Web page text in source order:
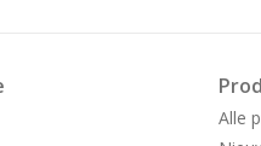
Alle